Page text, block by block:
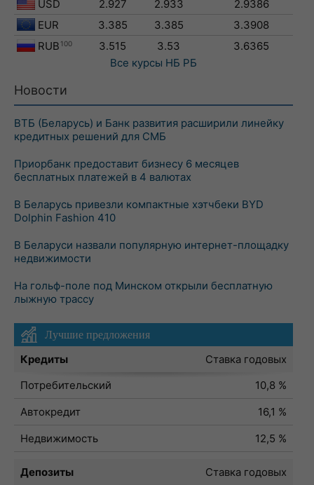
USD 2.927 2.933
2.9386
EUR
3.385 3.385
3.3908
RUB 100 3.515 3.53
3.6365
Все курсы НБ РБ
Новости
ВТБ (Беларусь) и Банк развития расширили линейку
кредитных решений для СМБ
Приорбанк предоставит бизнесу 6 месяцев
бесплатных платежей в 4 валютах
В Беларусь привезли компактные хэтчбеки BYD
Dolphin Fashion 410
В Беларуси назвали популярную интернет-площадку
недвижимости
На гольф-поле под Минском открыли бесплатную
лыжную трассу
Лучшие предложения
Кредиты
Ставка годовых
Потребительский
10,8 %
Автокредит
16,1 %
Недвижимость
12,5 %
Депозиты
Ставка годовых